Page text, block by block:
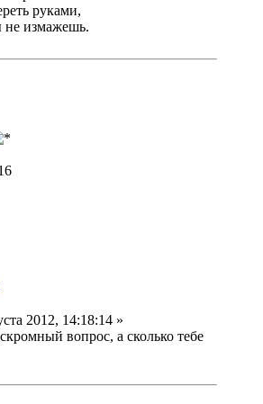
руками,
не измажешь.
2012, 14:18:14 »
вопрос, а сколько тебе